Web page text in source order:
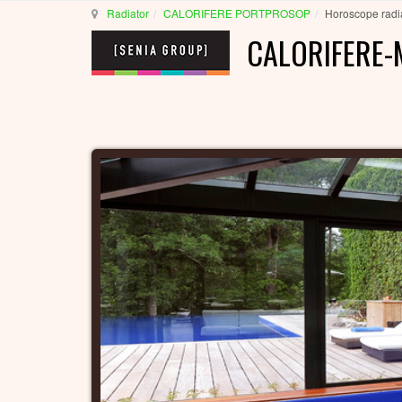
Radiator CALORIFERE PORTPROSOP Horoscope